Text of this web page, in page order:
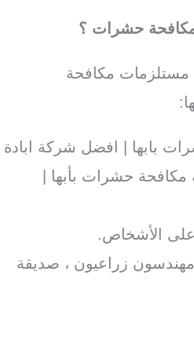
حشرات ؟
مستلزمات مكافحة
بابها | افضل شركة ابادة
حشرات بأبها |
على الأشخاص.
مهندسون زراعيون ، صديقة